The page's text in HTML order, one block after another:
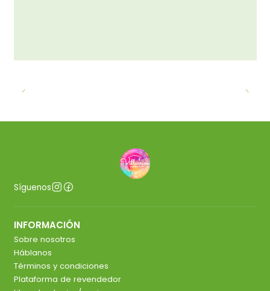
Síguenos
INFORMACIÓN
Sobre nosotros
Háblanos
Términos y condiciones
Plataforma de revendedor